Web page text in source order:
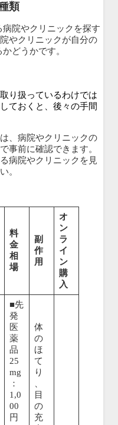
類
院やクリニックを探す
やクリニックが自分の
どうかです。
り扱っているわけでは
ておくと、後々の手間
、病院やクリニックの
事前に確認できます。
病院やクリニックを見
。
料
金
相
場
副
作
用
オ
ン
ラ
イ
ン
購
入
■先
発
医
薬
品
25
mg
：
1,0
00
円
体
の
ほ
て
り
目
の
充